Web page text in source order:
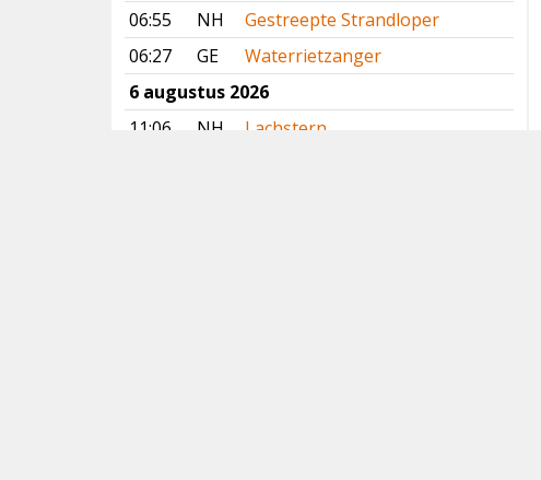
06:55
NH
Gestreepte Strandloper
06:27
GE
Waterrietzanger
6 augustus 2026
11:06
NH
Lachstern